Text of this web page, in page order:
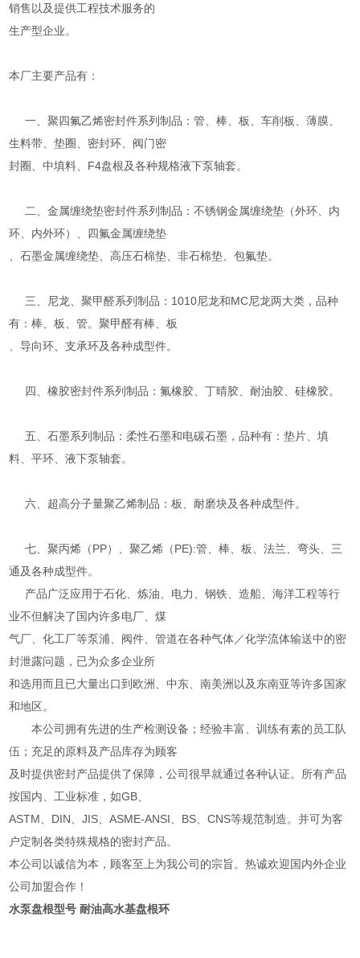
销售以及提供工程技术服务的
生产型企业。
本厂主要产品有：
一、聚四氟乙烯密封件系列制品：管、棒、板、车削板、薄膜、
生料带、垫圈、密封环、阀门密
封圈、中填料、F4盘根及各种规格液下泵轴套。
二、金属缠绕垫密封件系列制品：不锈钢金属缠绕垫（外环、内
环、内外环）、四氟金属缠绕垫
、石墨金属缠绕垫、高压石棉垫、非石棉垫、包氟垫。
三、尼龙、聚甲醛系列制品：1010尼龙和MC尼龙两大类，品种
有：棒、板、管。聚甲醛有棒、板
、导向环、支承环及各种成型件。
四、橡胶密封件系列制品：氟橡胶、丁晴胶、耐油胶、硅橡胶。
五、石墨系列制品：柔性石墨和电碳石墨，品种有：垫片、填
料、平环、液下泵轴套。
六、超高分子量聚乙烯制品：板、耐磨块及各种成型件。
七、聚丙烯（PP）、聚乙烯（PE):管、棒、板、法兰、弯头、三
通及各种成型件。
产品广泛应用于石化、炼油、电力、钢铁、造船、海洋工程等行
业不但解决了国内许多电厂、煤
气厂、化工厂等泵浦、阀件、管道在各种气体／化学流体输送中的密
封泄露问题，已为众多企业所
和选用而且已大量出口到欧洲、中东、南美洲以及东南亚等许多国家
和地区。
本公司拥有先进的生产检测设备；经验丰富、训练有素的员工队
伍；充足的原料及产品库存为顾客
及时提供密封产品提供了保障，公司很早就通过各种认证。所有产品
按国内、工业标准，如GB、
ASTM、DIN、JIS、ASME-ANSI、BS、CNS等规范制造。并可为客
户定制各类特殊规格的密封产品。
本公司以诚信为本，顾客至上为我公司的宗旨。热诚欢迎国内外企业
公司加盟合作！
水泵盘根型号 耐油高水基盘根环